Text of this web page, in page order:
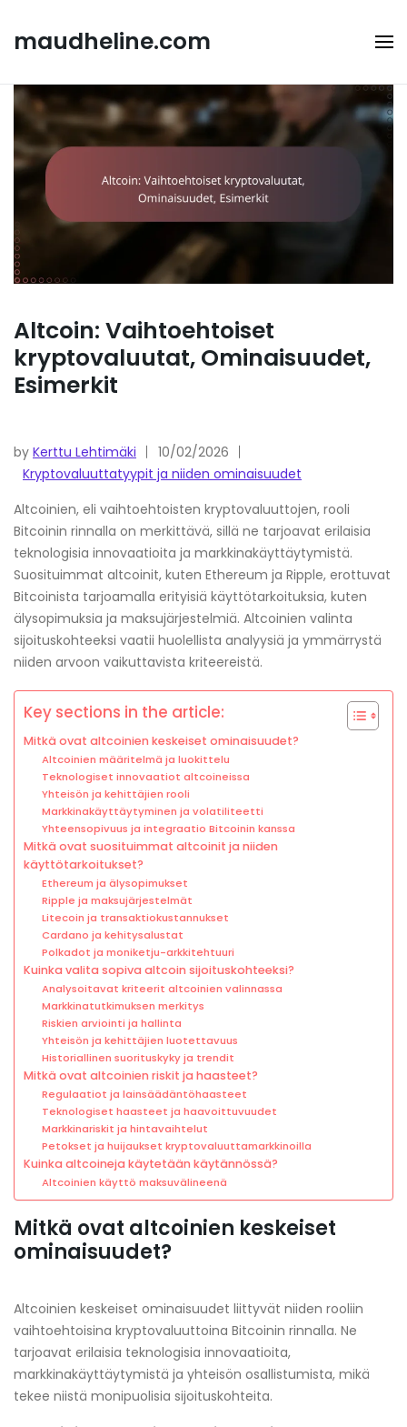
content
maudheline.com
Altcoin: Vaihtoehtoiset
kryptovaluutat, Ominaisuudet,
Esimerkit
by Kerttu Lehtimäki
10/02/2026
Kryptovaluuttatyypit ja niiden ominaisuudet
Altcoinien, eli vaihtoehtoisten kryptovaluuttojen, rooli
Bitcoinin rinnalla on merkittävä, sillä ne tarjoavat erilaisia
teknologisia innovaatioita ja markkinakäyttäytymistä.
Suosituimmat altcoinit, kuten Ethereum ja Ripple, erottuvat
Bitcoinista tarjoamalla erityisiä käyttötarkoituksia, kuten
älysopimuksia ja maksujärjestelmiä. Altcoinien valinta
sijoituskohteeksi vaatii huolellista analyysiä ja ymmärrystä
niiden arvoon vaikuttavista kriteereistä.
Key sections in the article:
Mitkä ovat altcoinien keskeiset ominaisuudet?
Altcoinien määritelmä ja luokittelu
Teknologiset innovaatiot altcoineissa
Yhteisön ja kehittäjien rooli
Markkinakäyttäytyminen ja volatiliteetti
Yhteensopivuus ja integraatio Bitcoinin kanssa
Mitkä ovat suosituimmat altcoinit ja niiden
käyttötarkoitukset?
Ethereum ja älysopimukset
Ripple ja maksujärjestelmät
Litecoin ja transaktiokustannukset
Cardano ja kehitysalustat
Polkadot ja moniketju-arkkitehtuuri
Kuinka valita sopiva altcoin sijoituskohteeksi?
Analysoitavat kriteerit altcoinien valinnassa
Markkinatutkimuksen merkitys
Riskien arviointi ja hallinta
Yhteisön ja kehittäjien luotettavuus
Historiallinen suorituskyky ja trendit
Mitkä ovat altcoinien riskit ja haasteet?
Regulaatiot ja lainsäädäntöhaasteet
Teknologiset haasteet ja haavoittuvuudet
Markkinariskit ja hintavaihtelut
Petokset ja huijaukset kryptovaluuttamarkkinoilla
Kuinka altcoineja käytetään käytännössä?
Altcoinien käyttö maksuvälineenä
Mitkä ovat altcoinien keskeiset
ominaisuudet?
Altcoinien keskeiset ominaisuudet liittyvät niiden rooliin
vaihtoehtoisina kryptovaluuttoina Bitcoinin rinnalla. Ne
tarjoavat erilaisia teknologisia innovaatioita,
markkinakäyttäytymistä ja yhteisön osallistumista, mikä
tekee niistä monipuolisia sijoituskohteita.